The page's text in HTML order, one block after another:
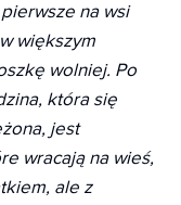
na wsi
większym
wolniej. Po
która się
jest
wracają na wieś,
ale z